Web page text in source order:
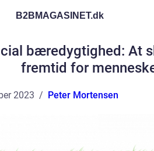
B2BMAGASINET.dk
bæredygtighed: At
fremtid for
2023 Peter Mortensen